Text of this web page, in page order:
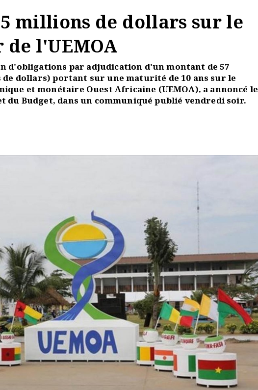
millions de dollars sur le
l'UEMOA
d'obligations par adjudication d'un montant de 57
dollars) portant sur une maturité de 10 ans sur le
et monétaire Ouest Africaine (UEMOA), a annoncé le
du Budget, dans un communiqué publié vendredi soir.